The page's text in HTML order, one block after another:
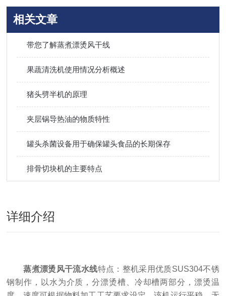
相关文章
带您了解蒸煮漂烫风干线
果蔬清洗机使用情况分析概述
猪头劈半机的原理
夹层锅导热油的物质特性
罐头杀菌设备用于确保罐头食品的长期保存
排骨切块机的主要特点
详细介绍
蒸煮漂烫风干流水线特点：整机采用优质SUS304不锈
钢制作，以水为介质，分漂烫槽、冷却槽两部分，漂烫温